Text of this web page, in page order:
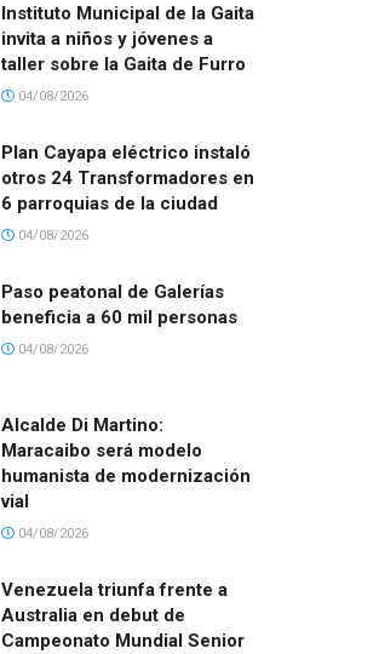
Instituto Municipal de la Gaita
invita a niños y jóvenes a
taller sobre la Gaita de Furro
04/08/2026
Plan Cayapa eléctrico instaló
otros 24 Transformadores en
6 parroquias de la ciudad
04/08/2026
Paso peatonal de Galerías
beneficia a 60 mil personas
04/08/2026
Alcalde Di Martino:
Maracaibo será modelo
humanista de modernización
vial
04/08/2026
Venezuela triunfa frente a
Australia en debut de
Campeonato Mundial Senior